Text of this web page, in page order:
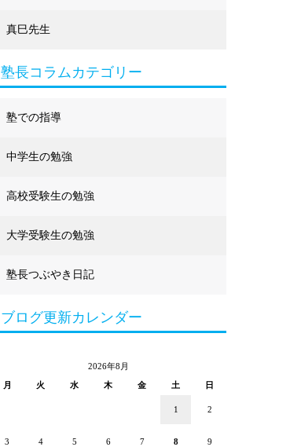
真巳先生
塾長コラムカテゴリー
塾での指導
中学生の勉強
高校受験生の勉強
大学受験生の勉強
塾長つぶやき日記
ブログ更新カレンダー
2026年8月
月
火 水 木 金 土 日
1 2
3 4 5 6 7 8 9